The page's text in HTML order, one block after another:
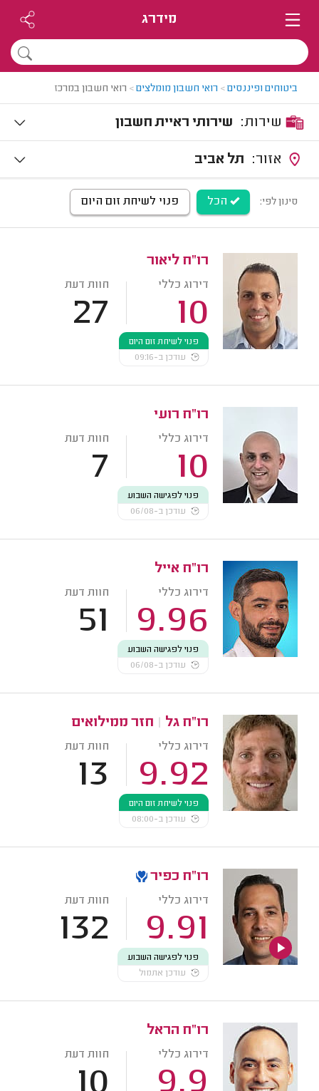
מידרג
ביטוחים ופיננסים> רואי חשבון מומלצים> רואי חשבון במרכז
שירותי ראיית חשבון
תל אביב
סינון לפי: הכל פנוי לשיחת זום היום
רו"ח ליאור
דירוג כללי
10
חוות דעת
27
פנוי לשיחת זום היום
עודכן ב-09:16
רו"ח רועי
דירוג כללי
10
חוות דעת
7
פנוי לפגישה השבוע
עודכן ב-06/08
רו"ח אייל
דירוג כללי
9.96
חוות דעת
51
פנוי לפגישה השבוע
עודכן ב-06/08
רו"ח גל חזר ממילואים
דירוג כללי
9.92
חוות דעת
13
פנוי לשיחת זום היום
עודכן ב-08:00
רו"ח כפיר
דירוג כללי
9.91
חוות דעת
132
פנוי לפגישה השבוע
עודכן אתמול
רו"ח הראל
דירוג כללי חוות דעת